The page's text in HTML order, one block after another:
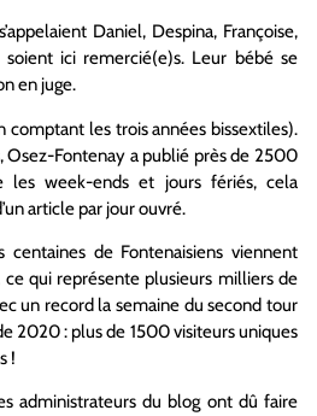
Daniel, Despina, Françoise,
soient ici remercié(e)s. Leur bébé se
en juge.
comptant les trois années bissextiles).
Osez-Fontenay a publié près de 2500
les week-ends et jours fériés, cela
article par jour ouvré.
centaines de Fontenaisiens viennent
qui représente plusieurs milliers de
un record la semaine du second tour
2020 : plus de 1500 visiteurs uniques
!
administrateurs du blog ont dû faire